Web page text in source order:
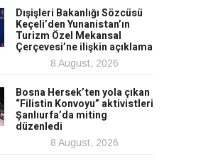
Dışişleri Bakanlığı Sözcüsü
Keçeli’den Yunanistan’ın
Turizm Özel Mekansal
Çerçevesi’ne ilişkin açıklama
8 August, 2026
Bosna Hersek’ten yola çıkan
“Filistin Konvoyu” aktivistleri
Şanlıurfa’da miting
düzenledi
8 August, 2026